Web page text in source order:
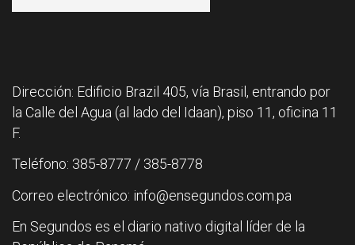
Dirección: Edificio Brazil 405, vía Brasil, entrando por
la Calle del Agua (al lado del Idaan), piso 11, oficina 11
F.
Teléfono: 385-8777 / 385-8778
Correo electrónico: info@ensegundos.com.pa
En Segundos es el diario nativo digital líder de la